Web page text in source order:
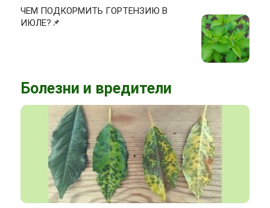
ЧЕМ ПОДКОРМИТЬ ГОРТЕНЗИЮ В
ИЮЛЕ?📌
Болезни и вредители